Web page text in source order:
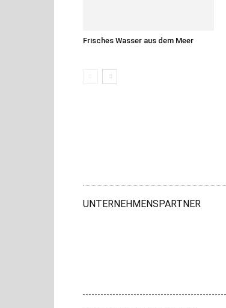
Frisches Wasser aus dem Meer
UNTERNEHMENSPARTNER